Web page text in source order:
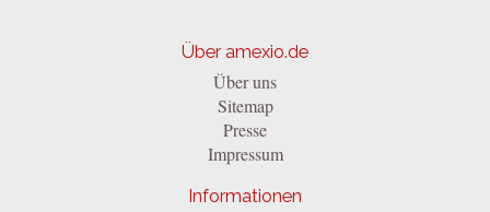
Über amexio.de
Über uns
Sitemap
Presse
Impressum
Informationen